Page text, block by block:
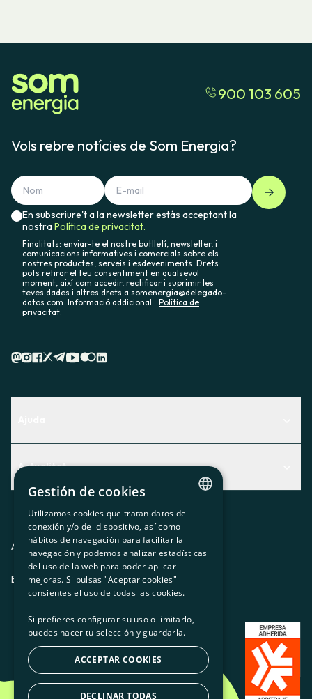
900 103 605
Vols rebre notícies de Som Energia?
En subscriure't a la newsletter estàs acceptant la
nostraPolítica de privacitat.
Finalitats: enviar-te el nostre butlletí, newsletter, i
comunicacions informatives i comercials sobre els
nostres productes, serveis i esdeveniments. Drets:
pots retirar el teu consentiment en qualsevol
moment, així com accedir, rectificar i suprimir les
teves dades i altres drets a somenergia@delegado-
datos.com. Informació addicional: Política de
privacitat.
Descobreix quin servei t'encaixa millor
Contacte
Actualitat
Actualitat
El racó de la sòcia
Premsa
Treballa amb nosaltres
Avis legalPolítica de privacitat Política de cookies
ES CAGLEU
CATALAN
SPANISH
GL
BASQUE
Gestión de cookies
Utilizamos cookies que tratan datos de
conexión y/o del dispositivo, así como
hábitos de navegación para facilitar la
navegación y podemos analizar estadísticas
del uso de la web para poder aplicar
mejoras. Si pulsas "Aceptar cookies"
consientes el uso de todas las cookies.
Si prefieres configurar su uso o limitarlo,
puedes hacer tu selección y guardarla.
ACCEPTAR COOKIES
DECLINAR TODAS